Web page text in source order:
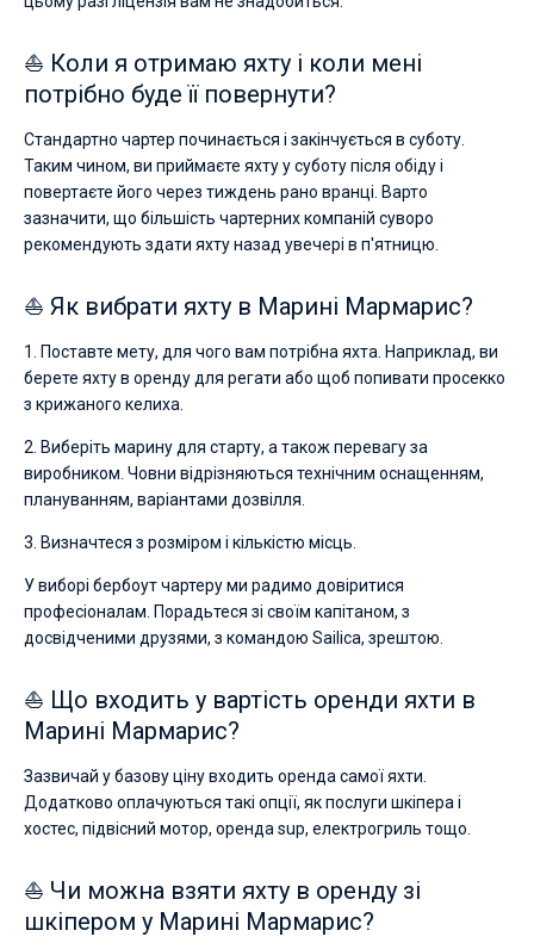
⛵ Коли я отримаю яхту і коли мені
потрібно буде її повернути?
Стандартно чартер починається і закінчується в суботу.
Таким чином, ви приймаєте яхту у суботу після обіду і
повертаєте його через тиждень рано вранці. Варто
зазначити, що більшість чартерних компаній суворо
рекомендують здати яхту назад увечері в п'ятницю.
⛵ Як вибрати яхту в Марині Мармарис?
1. Поставте мету, для чого вам потрібна яхта. Наприклад, ви
берете яхту в оренду для регати або щоб попивати просекко
з крижаного келиха.
2. Виберіть марину для старту, а також перевагу за
виробником. Човни відрізняються технічним оснащенням,
плануванням, варіантами дозвілля.
3. Визначтеся з розміром і кількістю місць.
У виборі бербоут чартеру ми радимо довіритися
професіоналам. Порадьтеся зі своїм капітаном, з
досвідченими друзями, з командою Sailica, зрештою.
⛵ Що входить у вартість оренди яхти в
Марині Мармарис?
Зазвичай у базову ціну входить оренда самої яхти.
Додатково оплачуються такі опції, як послуги шкіпера і
хостес, підвісний мотор, оренда sup, електрогриль тощо.
⛵ Чи можна взяти яхту в оренду зі
шкіпером у Марині Мармарис?